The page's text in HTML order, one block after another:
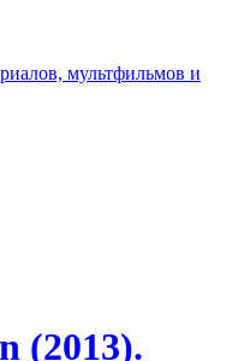
мультфильмов и
(2013).